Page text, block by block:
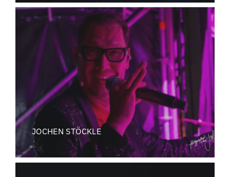
JOCHEN STÖCKLE